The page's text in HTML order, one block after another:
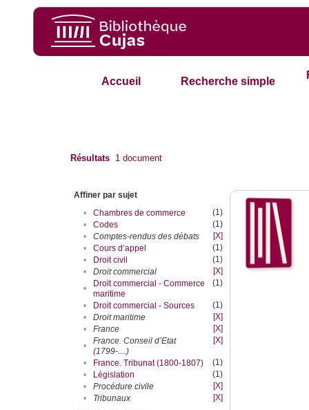
Accueil Recherche simple
Résultats 1 document
Affiner par sujet
•
Chambres de commerce
(1)
•
Codes
(1)
•
Comptes-rendus des débats
[X]
•
Cours d’appel
(1)
•
Droit civil
(1)
•
Droit commercial
[X]
•
Droit commercial - Commerce
maritime
(1)
• Droit commercial - Sources
(1)
•
Droit maritime
[X]
•
France
[X]
•
France. Conseil d’Etat
(1799-....)
[X]
• France. Tribunat (1800-1807)
(1)
•
Législation
(1)
•
Procédure civile
[X]
•
Tribunaux
[X]